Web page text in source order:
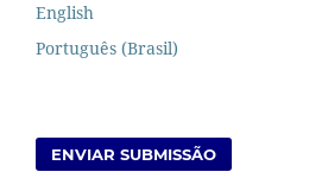
English
Português (Brasil)
ENVIAR SUBMISSÃO